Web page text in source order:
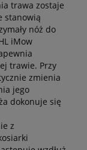
trawa zostaje
stanowią
nóż do
iMow
trawie. Przy
zmienia
jego
dokonuje się
z